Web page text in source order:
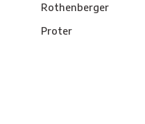
Rothenberger
Proter